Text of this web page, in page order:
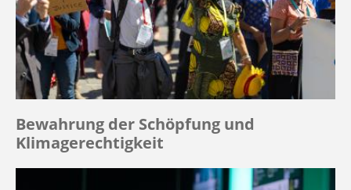
Bewahrung der Schöpfung und
Klimagerechtigkeit